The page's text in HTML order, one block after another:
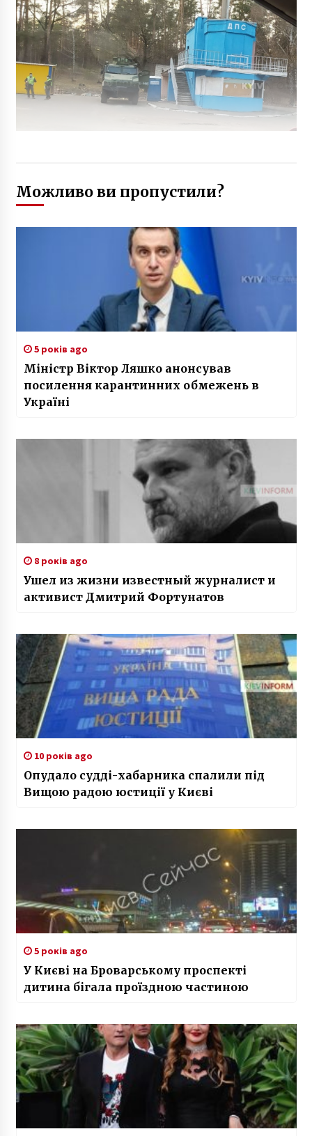
Можливо ви пропустили?
5 років ago
Міністр Віктор Ляшко анонсував
посилення карантинних обмежень в
Україні
8 років ago
Ушел из жизни известный журналист и
активист Дмитрий Фортунатов
10 років ago
Опудало судді-хабарника спалили під
Вищою радою юстиції у Києві
5 років ago
У Києві на Броварському проспекті
дитина бігала проїздною частиною